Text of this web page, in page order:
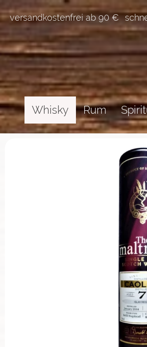
versandkostenfrei ab 90 €
Whisky Rum